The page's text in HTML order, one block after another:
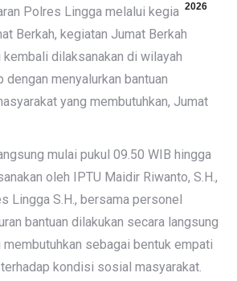
2026
Polres Lingga melalui kegiatan
Berkah, kegiatan Jumat Berkah
dilaksanakan di wilayah
dengan menyalurkan bantuan
yang membutuhkan, Jumat
mulai pukul 09.50 WIB hingga
oleh IPTU Maidir Riwanto, S.H.,
Lingga S.H., bersama personel
bantuan dilakukan secara langsung
sebagai bentuk empati
kondisi sosial masyarakat.